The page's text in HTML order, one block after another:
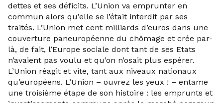
dettes et ses déficits. L’Union va emprunter en
commun alors qu’elle se l’était interdit par ses
traités. L’Union met cent milliards d’euros dans une
couverture paneuropéenne du chômage et crée par-
là, de fait, l’Europe sociale dont tant de ses Etats
n’avaient pas voulu et qu’on n’osait plus espérer.
L’Union réagit et vite, tant aux niveaux nationaux
qu’européens. L’Union – ouvrez les yeux ! – entame
une troisième étape de son histoire : les emprunts et